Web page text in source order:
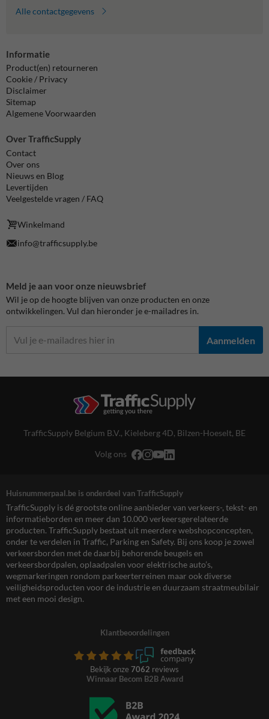
Alle contactgegevens
Informatie
Product(en) retourneren
Cookie / Privacy
Disclaimer
Sitemap
Algemene Voorwaarden
Over TrafficSupply
Contact
Over ons
Nieuws en Blog
Levertijden
Veelgestelde vragen / FAQ
Winkelmand
info@trafficsupply.be
Meld je aan voor onze nieuwsbrief
Wil je op de hoogte blijven van onze producten en onze
ontwikkelingen. Vul dan hieronder je e-mailadres in.
Aanmelden
TrafficSupply Belgium B.V., Kieleberg 4D, Bilzen-Hoeselt, BE
Volg ons
Huisnummerpaal.be is onderdeel van TrafficSupply
TrafficSupply is dé grootste online aanbieder van verkeers-, tekst- en
informatieborden en meer dan 10.000 verkeersgerelateerde
producten. TrafficSupply bestaat uit meerdere webshopconcepten,
onder te verdelen in Traffic, Parking en Safety. Bij ons koop je zowel
verkeersborden met de daarbij behorende beugels en
verkeersbordpalen, oplaadpalen voor elektrische auto’s,
wegmarkeringen rondom parkeerterreinen maar ook diverse
veiligheidsproducten voor de industrie en duurzaam straatmeubilair
met een mooi design.
Klantbeoordelingen
Bekijk onze 7062 reviews
Winnaar Becom B2B Award